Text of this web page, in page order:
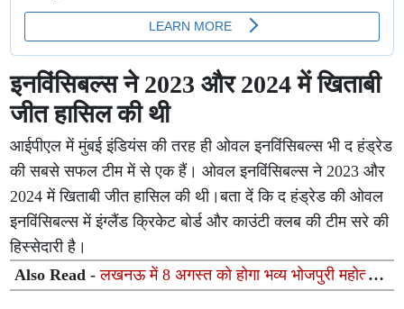
इनविंसिबल्स ने 2023 और 2024 में खिताबी
जीत हासिल की थी
आईपीएल में मुंबई इंडियंस की तरह ही ओवल इनविंसिबल्स भी द हंड्रेड
की सबसे सफल टीम में से एक हैं। ओवल इनविंसिबल्स ने 2023 और
2024 में खिताबी जीत हासिल की थी।बता दें कि द हंड्रेड की ओवल
इनविंसिबल्स में इंग्लैंड क्रिकेट बोर्ड और काउंटी क्लब की टीम सरे की
हिस्सेदारी है।
Also Read -लखनऊ में 8 अगस्त को होगा भव्य भोजपुरी महोत्सव,
50 से अधिक लोक कलाकार देंगे सांस्कृतिक प्रस्तुतियां